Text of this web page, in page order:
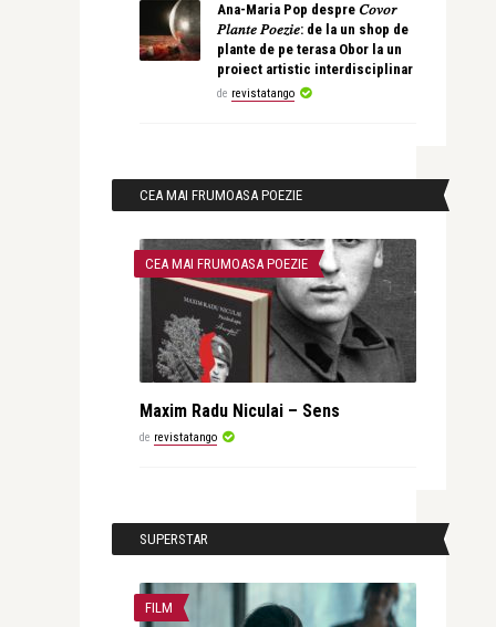
Ana-Maria Pop despre 𝐶𝑜𝑣𝑜𝑟
𝑃𝑙𝑎𝑛𝑡𝑒 𝑃𝑜𝑒𝑧𝑖𝑒: de la un shop de
plante de pe terasa Obor la un
proiect artistic interdisciplinar
de revistatango
CEA MAI FRUMOASA POEZIE
CEA MAI FRUMOASA POEZIE
Maxim Radu Niculai – Sens
de revistatango
SUPERSTAR
FILM